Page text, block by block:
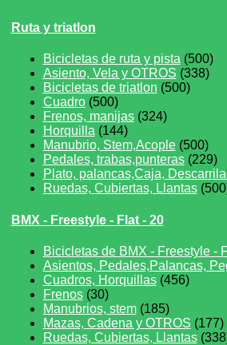
Ruta y triatlon
Bicicletas de ruta y pista(500)
Asiento, Vela y OTROS (338)
Bicicletas de triatlon (500)
Cuadro(500)
Frenos, manijas(324)
Horquilla(144)
Manubrio, Stem,Acople(500)
Pedales, trabas,punteras(229)
Plato, palancas,Caja,
Ruedas, Cubiertas, Llantas
BMX - Freestyle - Flat - 20
Bicicletas de BMX - Freestyle -
Asientos, Pedales,Palancas,
Cuadros, Horquillas(456)
Frenos(30)
Manubrios, stem(185)
Mazas, Cadena y OTROS (177)
Ruedas, Cubiertas, Llantas